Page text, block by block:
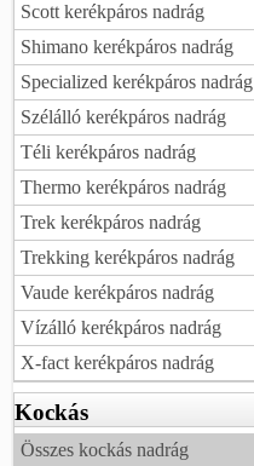
Scott kerékpáros nadrág
Shimano kerékpáros nadrág
Specialized kerékpáros nadrág
Szélálló kerékpáros nadrág
Téli kerékpáros nadrág
Thermo kerékpáros nadrág
Trek kerékpáros nadrág
Trekking kerékpáros nadrág
Vaude kerékpáros nadrág
Vízálló kerékpáros nadrág
X-fact kerékpáros nadrág
Kockás
Összes kockás nadrág